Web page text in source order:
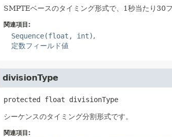
SMPTEベースのタイミング形式で、1秒当たり30
関連項目:
Sequence(float, int)
定数フィールド値
divisionType
protected float divisionType
シーケンスのタイミング分割形式です。
関連項目: